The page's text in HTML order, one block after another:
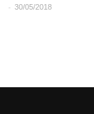
- 30/05/2018